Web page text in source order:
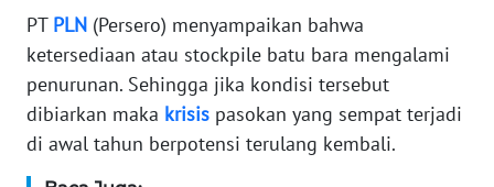
PT PLN (Persero) menyampaikan bahwa
ketersediaan atau stockpile batu bara mengalami
penurunan. Sehingga jika kondisi tersebut
dibiarkan maka krisis pasokan yang sempat terjadi
di awal tahun berpotensi terulang kembali.
DISCLAIMER
Wahana
News
Regional